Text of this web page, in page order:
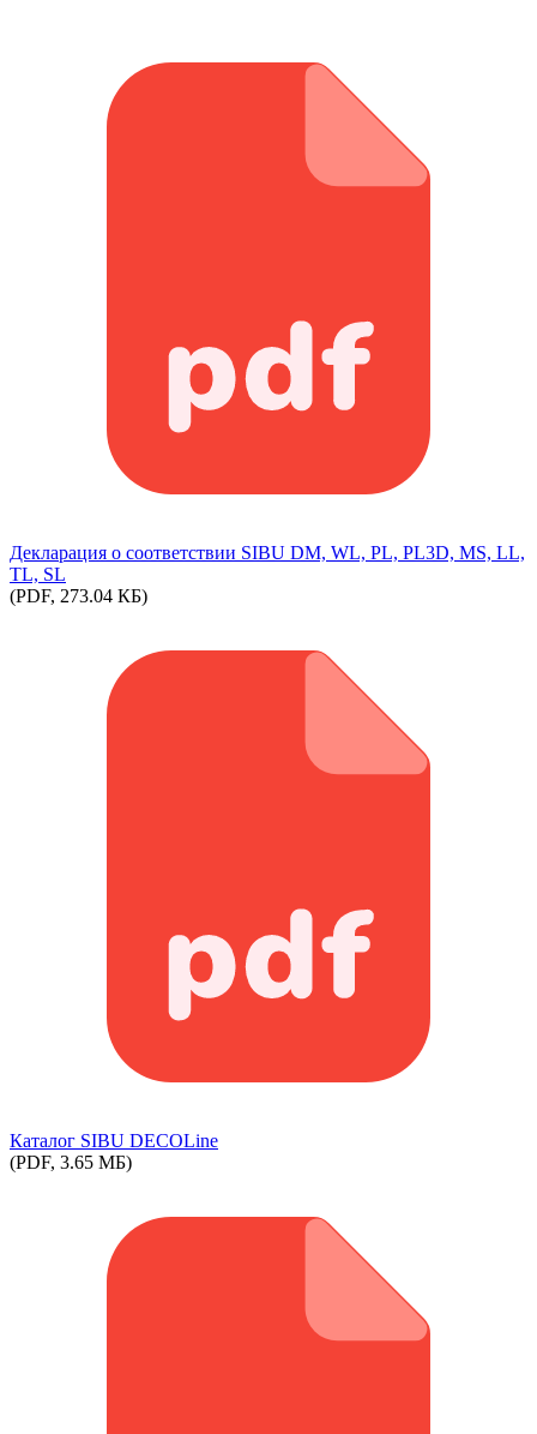
Декларация о соответствии SIBU DM, WL, PL, PL3D, MS, LL,
TL, SL
(PDF, 273.04 КБ)
Каталог SIBU DECOLine
(PDF, 3.65 МБ)